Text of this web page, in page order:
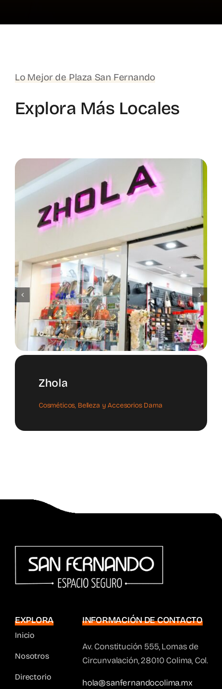
Lo Mejor de Plaza San Fernando
Explora Más Locales
Zhola
Cosméticos, Belleza y Accesorios Dama
INFORMACIÓN DE CONTACTO
Av. Constitución 555, Lomas de
Circunvalación, 28010 Colima, Col.
hola@sanfernandocolima.mx
EXPLORA
Inicio
Nosotros
Directorio